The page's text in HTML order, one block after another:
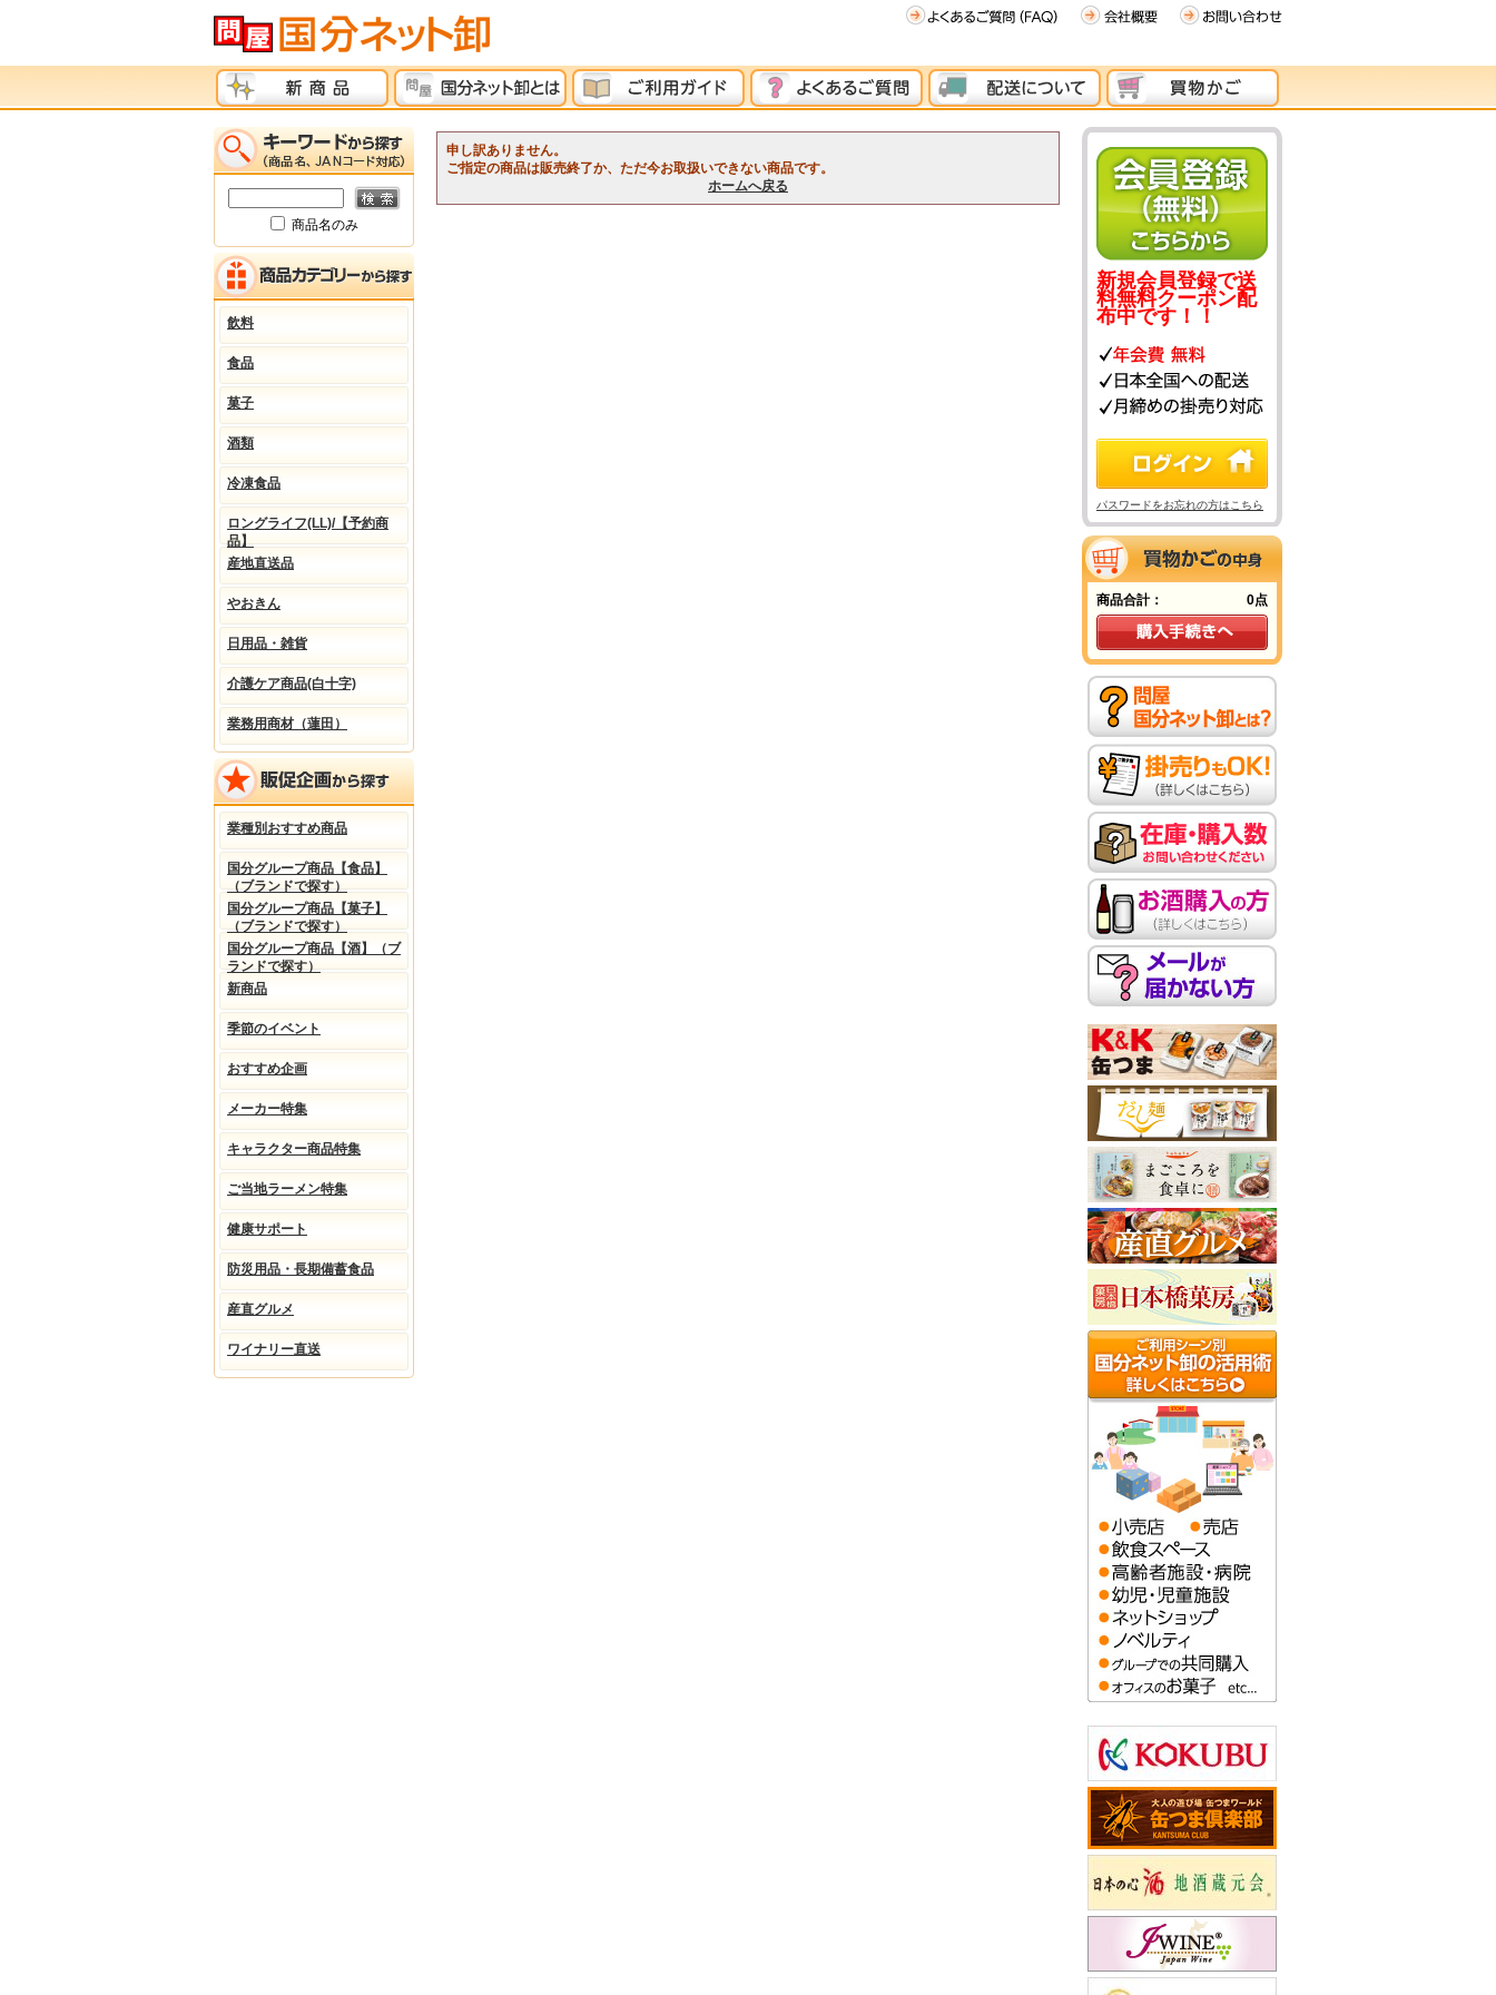
申し訳ありません。
ご指定の商品は販売終了か、ただ今お取扱いできない商品です。
ホームへ戻る
商品名のみ
飲料
食品
菓子
酒類
冷凍食品
ロングライフ(LL)/【予約商
品】
産地直送品
やおきん
日用品・雑貨
介護ケア商品(白十字)
業務用商材（蓮田）
業種別おすすめ商品
国分グループ商品【食品】
（ブランドで探す）
国分グループ商品【菓子】
（ブランドで探す）
国分グループ商品【酒】（ブ
ランドで探す）
新商品
季節のイベント
おすすめ企画
メーカー特集
キャラクター商品特集
ご当地ラーメン特集
健康サポート
防災用品・長期備蓄食品
産直グルメ
ワイナリー直送
新規会員登録で送
料無料クーポン配
布中です！！
パスワードをお忘れの方はこちら
商品合計： 0点